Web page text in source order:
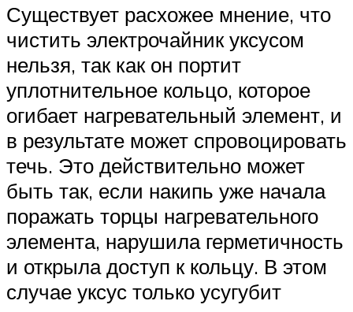
Существует расхожее мнение, что
чистить электрочайник уксусом
нельзя, так как он портит
уплотнительное кольцо, которое
огибает нагревательный элемент, и
в результате может спровоцировать
течь. Это действительно может
быть так, если накипь уже начала
поражать торцы нагревательного
элемента, нарушила герметичность
и открыла доступ к кольцу. В этом
случае уксус только усугубит